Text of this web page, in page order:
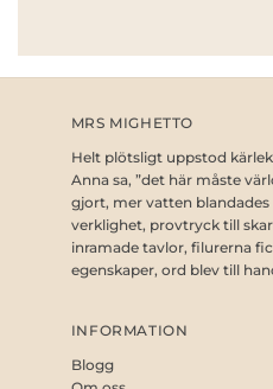
MRS MIGHETTO
Helt plötsligt uppstod
Anna sa, ”det här måste
gjort, mer vatten
verklighet, provtryck till
inramade tavlor, filurerna
egenskaper, ord blev till
INFORMATION
Blogg